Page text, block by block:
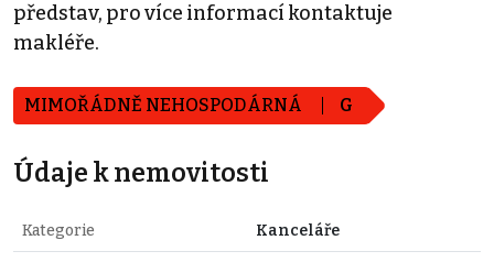
představ, pro více informací kontaktuje
makléře.
MIMOŘÁDNĚ NEHOSPODÁRNÁ G
Údaje k nemovitosti
Kategorie Kanceláře